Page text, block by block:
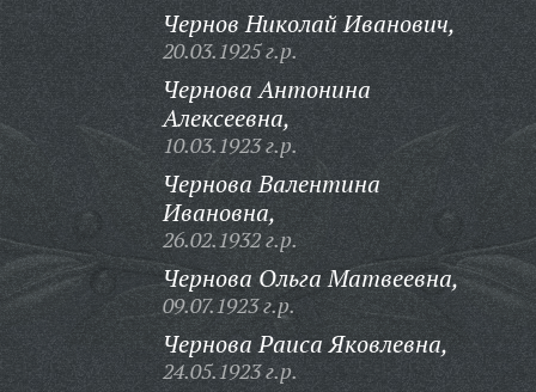
Чернов Николай Иванович,
20.03.1925 г.р.
Чернова Антонина
Алексеевна,
10.03.1923 г.р.
Чернова Валентина
Ивановна,
26.02.1932 г.р.
Чернова Ольга Матвеевна,
09.07.1923 г.р.
Чернова Раиса Яковлевна,
24.05.1923 г.р.